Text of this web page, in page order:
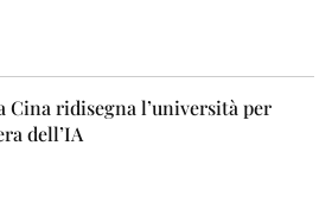
Cina ridisegna l’università per
dell’IA